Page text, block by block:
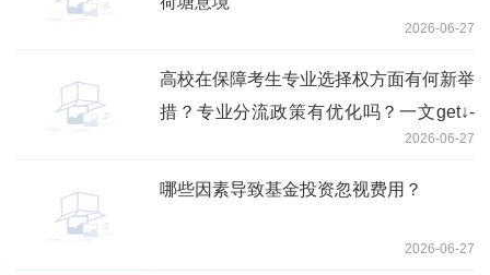
2026-06-27
高校在保障考生专业选择权方面有何新举
措？专业分流政策有优化吗？一文get↓-
2026-06-27
哪些因素导致基金投资忽视费用？
2026-06-27